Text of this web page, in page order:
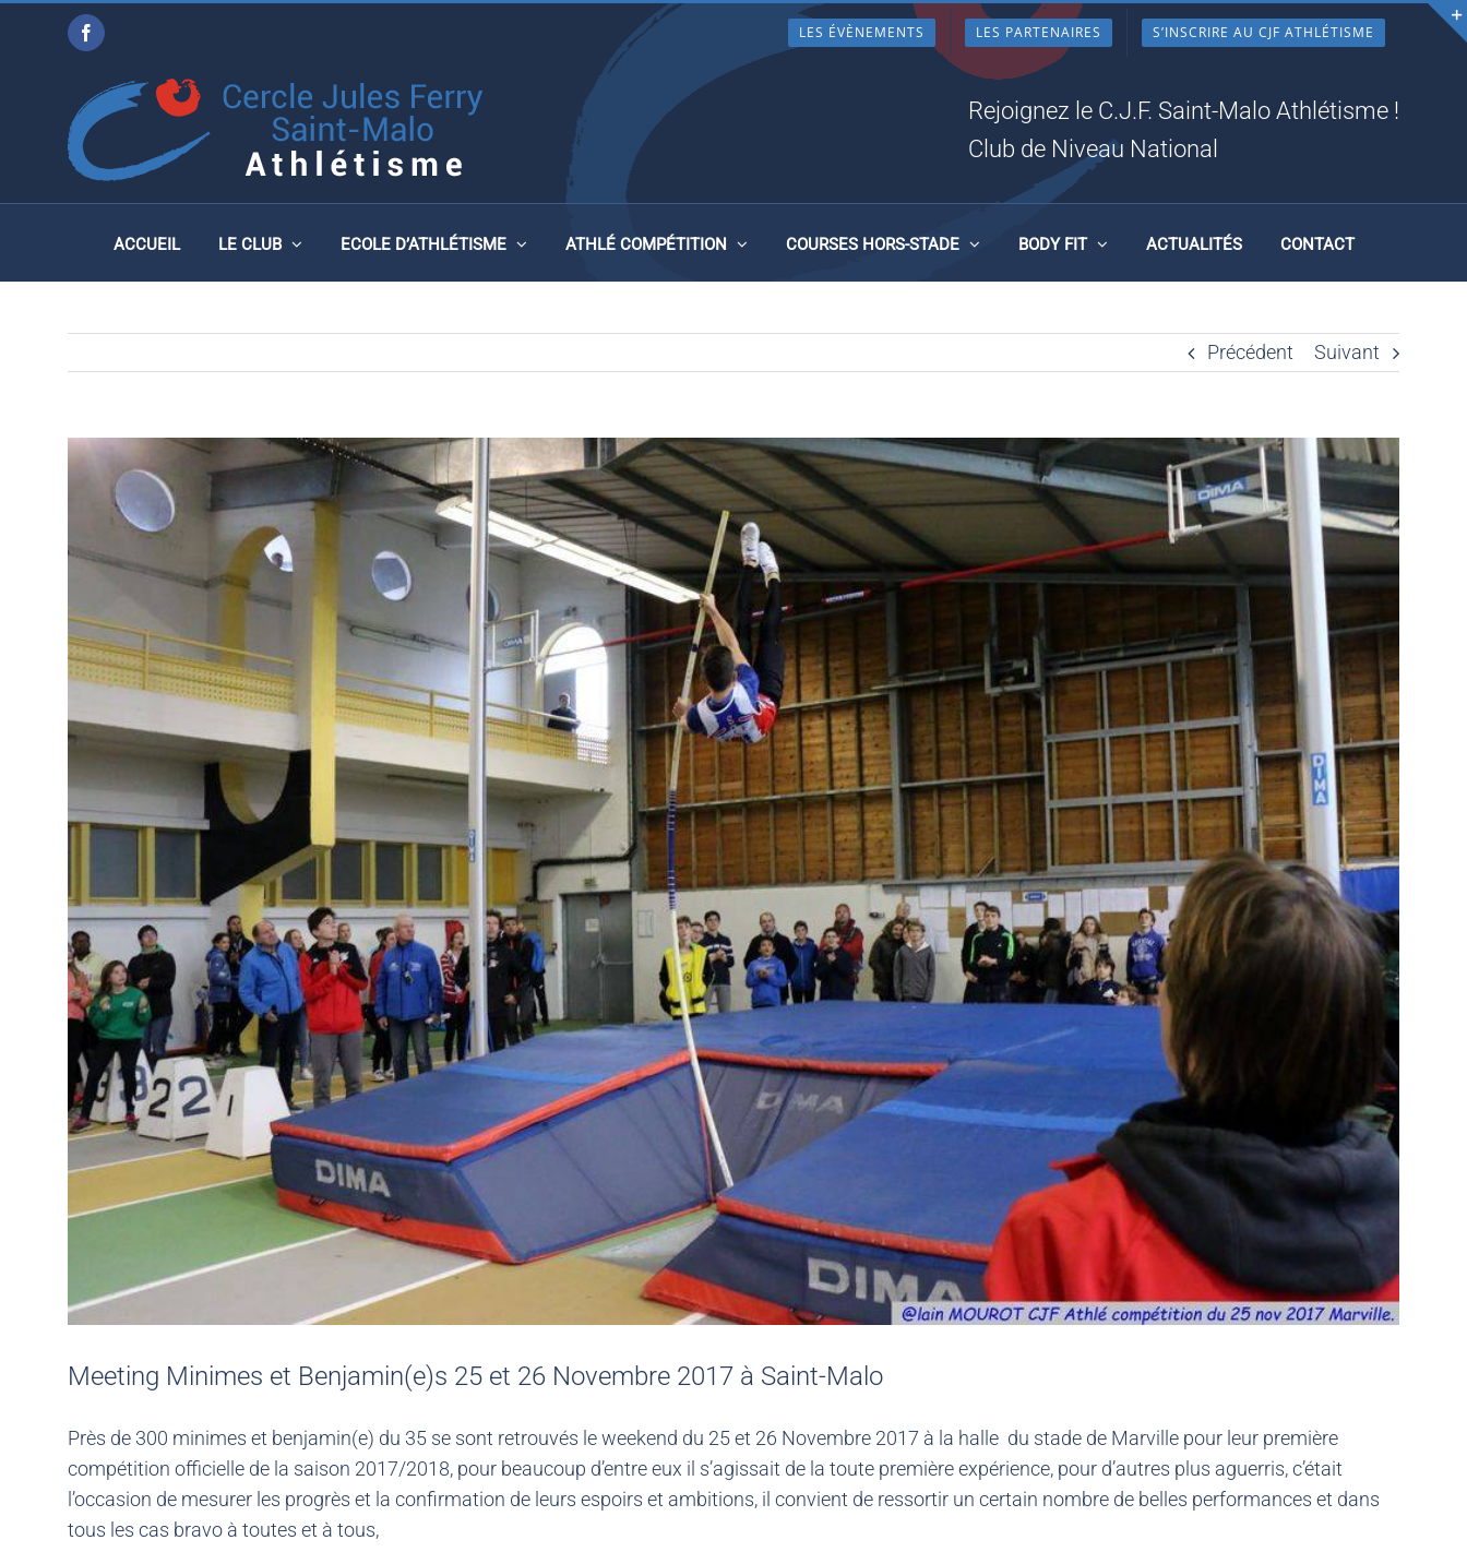
Facebook LES ÉVÈNEMENTS LES PARTENAIRES S’INSCRIRE AU CJF ATHLÉTISME
Rejoignez le C.J.F. Saint-Malo Athlétisme !
Club de Niveau National
ACCUEIL LE CLUB ECOLE D’ATHLÉTISME ATHLÉ COMPÉTITION COURSES HORS-STADE BODY FIT ACTUALITÉS CONTACT
MEETING MINIMES ET BENJAMIN(E)S 25 ET 26
NOVEMBRE 2017 À SAINT-MALO
Précédent Suivant
Meeting Minimes et Benjamin(e)s 25 et 26 Novembre 2017 à Saint-Malo
Près de 300 minimes et benjamin(e) du 35 se sont retrouvés le weekend du 25 et 26 Novembre 2017 à la halle du stade de Marville pour leur première
compétition officielle de la saison 2017/2018, pour beaucoup d’entre eux il s’agissait de la toute première expérience, pour d’autres plus aguerris, c’était
l’occasion de mesurer les progrès et la confirmation de leurs espoirs et ambitions, il convient de ressortir un certain nombre de belles performances et dans
tous les cas bravo à toutes et à tous,